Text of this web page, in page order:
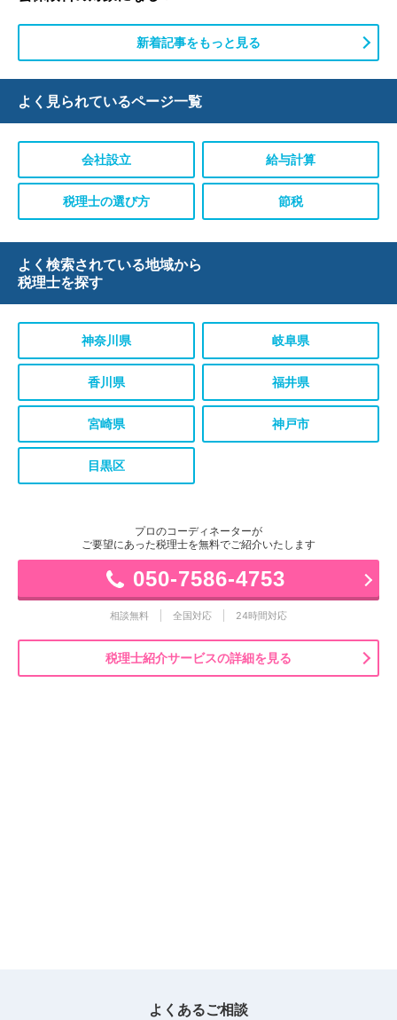
新着記事をもっと見る
よく見られているページ一覧
会社設立 給与計算
税理士の選び方 節税
よく検索されている地域から
税理士を探す
神奈川県 岐阜県
香川県 福井県
宮崎県 神戸市
目黒区
プロのコーディネーターが
ご要望にあった税理士を無料でご紹介いたします
050-7586-4753
相談無料 全国対応 24時間対応
税理士紹介サービスの詳細を見る
よくあるご相談